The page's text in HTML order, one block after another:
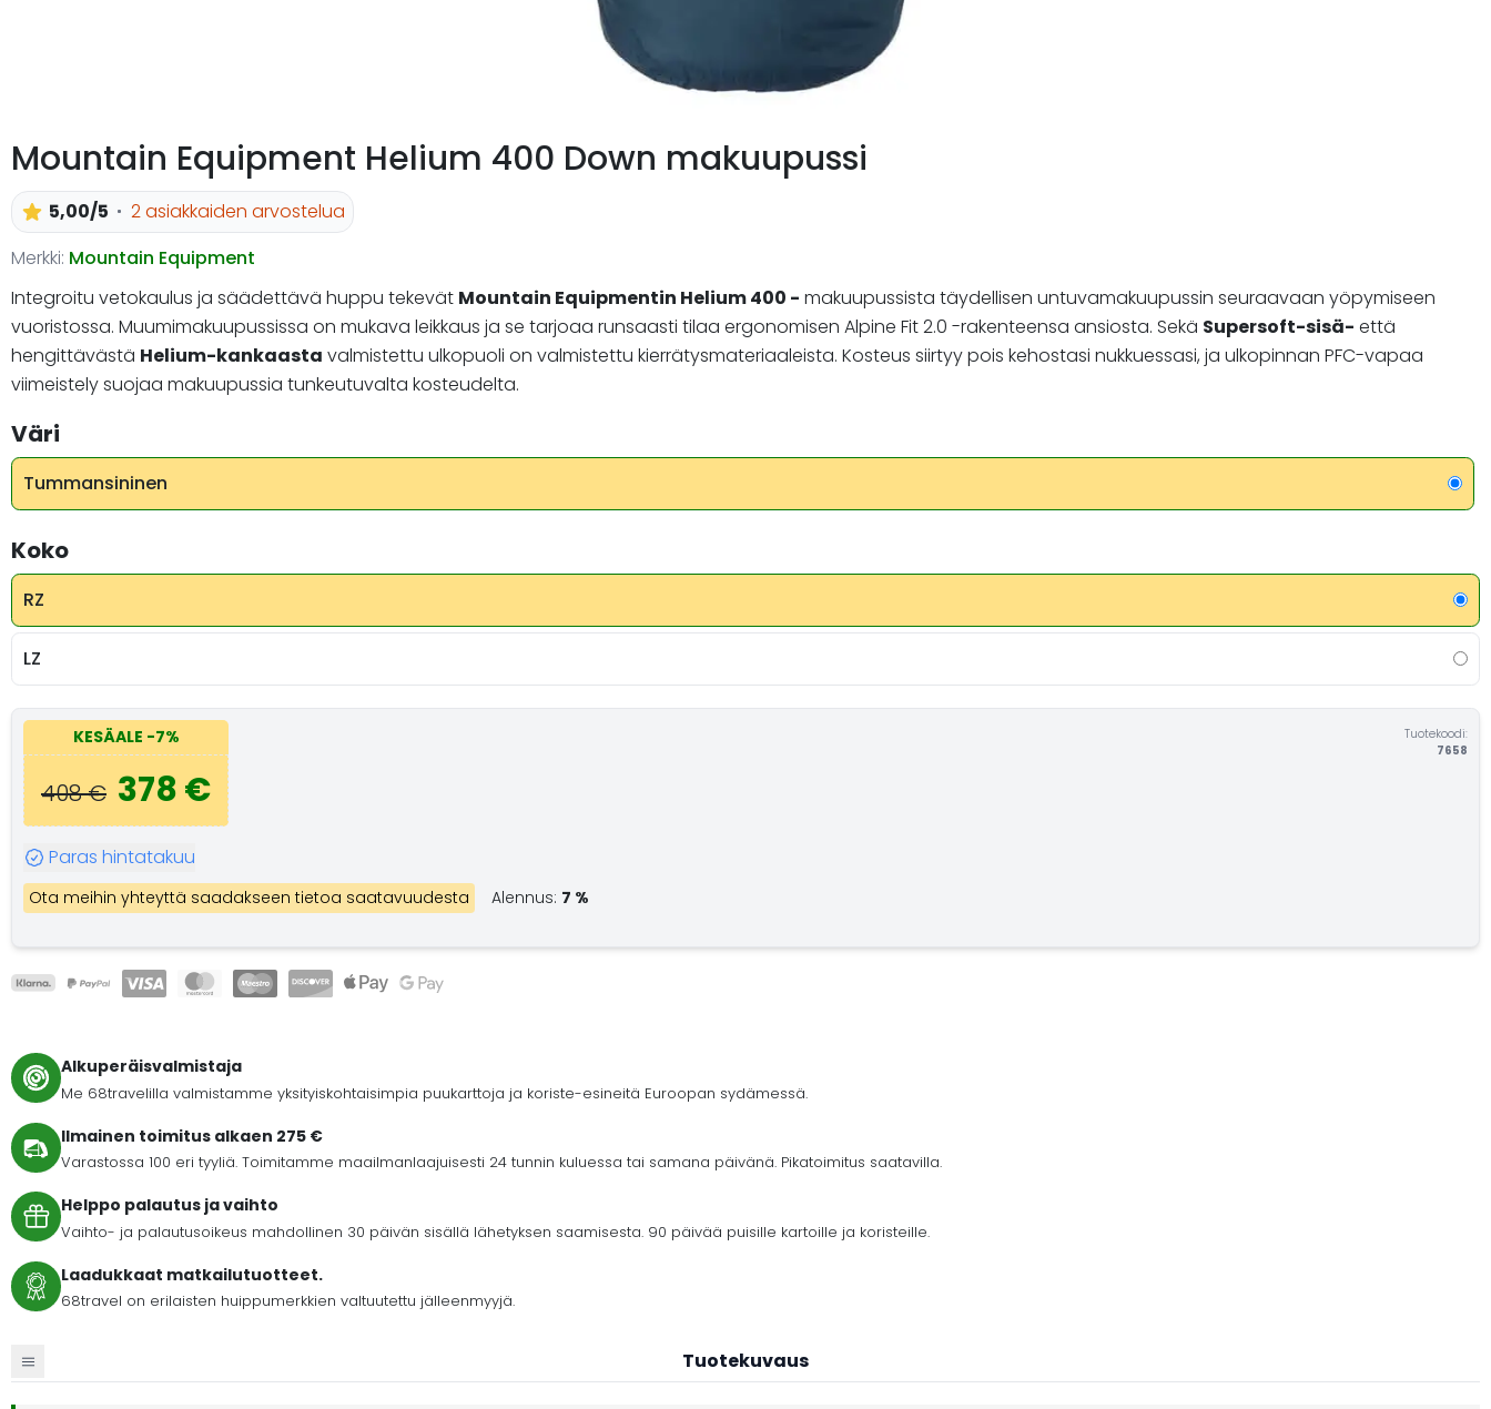
Mountain Equipment Helium 400 Down makuupussi
5,00/5
2 asiakkaiden arvostelua
Merkki: Mountain Equipment
Integroitu vetokaulus ja säädettävä huppu tekevät Mountain Equipmentin Helium 400 - makuupussista täydellisen untuvamakuupussin seuraavaan yöpymiseen
vuoristossa. Muumimakuupussissa on mukava leikkaus ja se tarjoaa runsaasti tilaa ergonomisen Alpine Fit 2.0 -rakenteensa ansiosta. Sekä Supersoft-sisä- että
hengittävästä Helium-kankaasta valmistettu ulkopuoli on valmistettu kierrätysmateriaaleista. Kosteus siirtyy pois kehostasi nukkuessasi, ja ulkopinnan PFC-vapaa
viimeistely suojaa makuupussia tunkeutuvalta kosteudelta.
Väri
Tummansininen
Koko
RZ
LZ
KESÄALE -7%
408 € 378 €
Tuotekoodi:
7658
Paras hintatakuu
Ota meihin yhteyttä saadakseen tietoa saatavuudesta Alennus: 7 %
Alkuperäisvalmistaja
Me 68travelilla valmistamme yksityiskohtaisimpia puukarttoja ja koriste-esineitä Euroopan sydämessä.
Ilmainen toimitus alkaen 275 €
Varastossa 100 eri tyyliä. Toimitamme maailmanlaajuisesti 24 tunnin kuluessa tai samana päivänä. Pikatoimitus saatavilla.
Helppo palautus ja vaihto
Vaihto- ja palautusoikeus mahdollinen 30 päivän sisällä lähetyksen saamisesta. 90 päivää puisille kartoille ja koristeille.
Laadukkaat matkailutuotteet.
68travel on erilaisten huippumerkkien valtuutettu jälleenmyyjä.
Tuotekuvaus